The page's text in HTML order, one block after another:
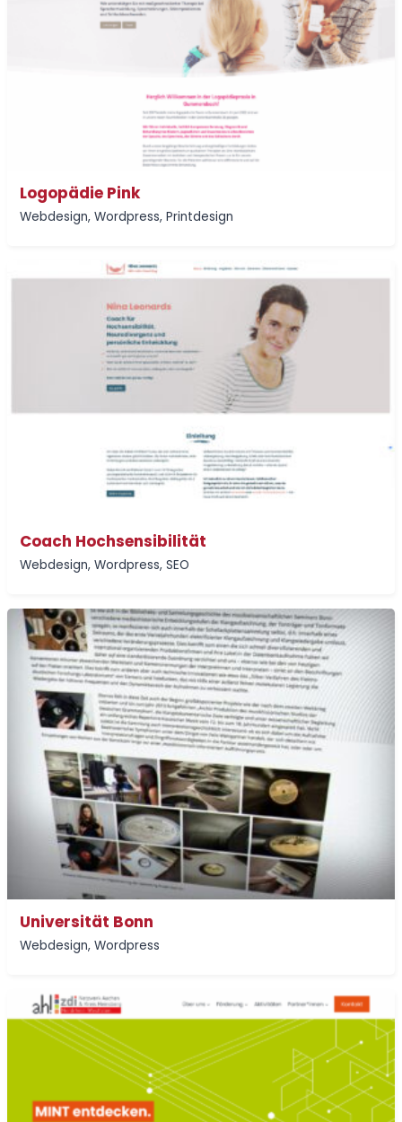
Logopädie Pink
Webdesign, Wordpress, Printdesign
Coach Hochsensibilität
Webdesign, Wordpress, SEO
Universität Bonn
Webdesign, Wordpress